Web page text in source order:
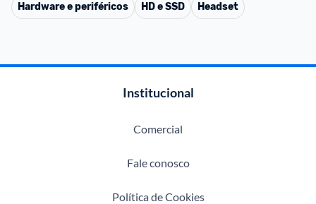
Hardware e periféricos
HD e SSD Headset
Institucional
Comercial
Fale conosco
Política de Cookies